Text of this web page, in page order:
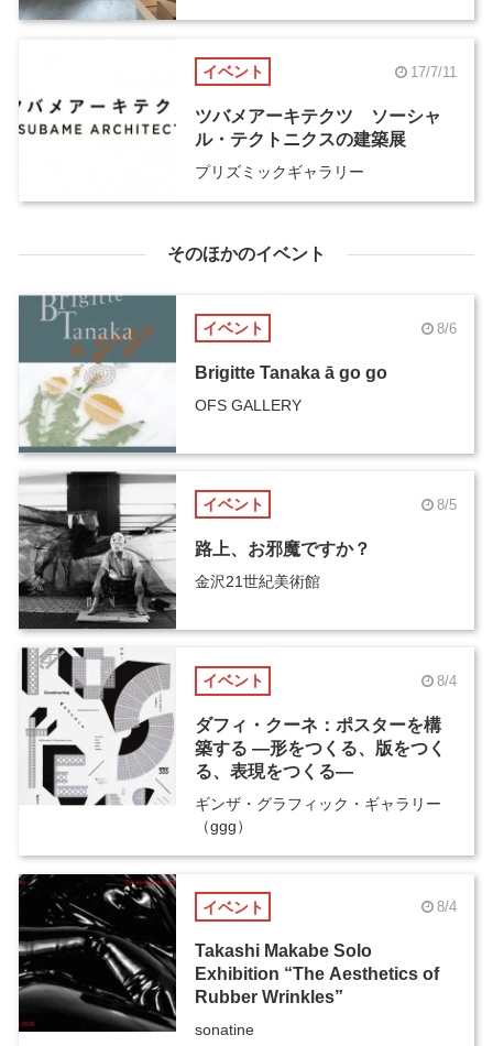
イベント 17/7/11
ツバメアーキテクツ ソーシャ
ル・テクトニクスの建築展
プリズミックギャラリー
そのほかのイベント
イベント 8/6
Brigitte Tanaka ā go go
OFS GALLERY
イベント 8/5
路上、お邪魔ですか？
金沢21世紀美術館
イベント 8/4
ダフィ・クーネ：ポスターを構
築する ―形をつくる、版をつく
る、表現をつくる―
ギンザ・グラフィック・ギャラリー
（ggg）
イベント 8/4
Takashi Makabe Solo
Exhibition “The Aesthetics of
Rubber Wrinkles”
sonatine